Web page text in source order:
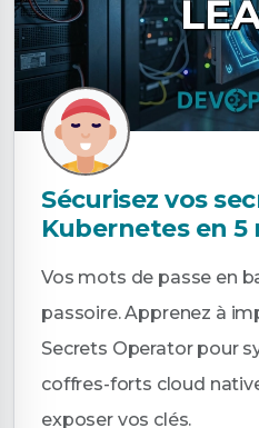
Sécurisez vos
Kubernetes en
Vos mots de passe en
passoire. Apprenez à
Secrets Operator pour
coffres-forts cloud
exposer vos clés.